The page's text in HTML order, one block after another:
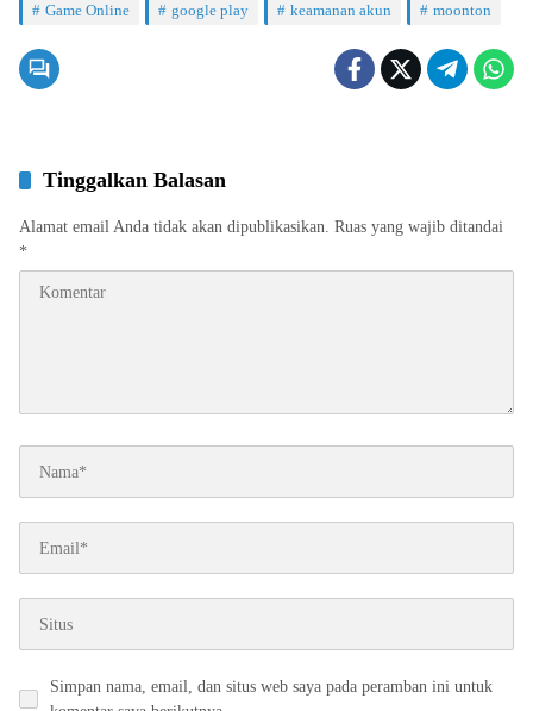
Game Online
google play keamanan akun moonton
Tinggalkan Balasan
Alamat email Anda tidak akan dipublikasikan. Ruas yang wajib ditandai
*
Simpan nama, email, dan situs web saya pada peramban ini untuk